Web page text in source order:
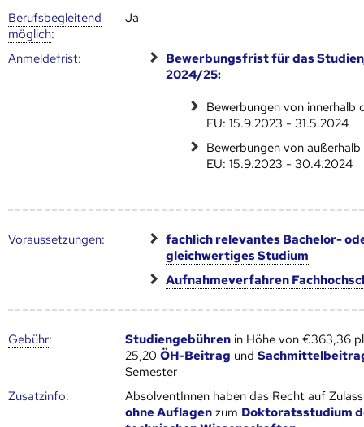
Berufs­begleitend
möglich:
Ja
Anmelde­frist: Bewerbungsfrist für das
2024/25:
Bewerbungen von innerhalb
EU: 15.9.2023 - 31.5.2024
Bewerbungen von
EU: 15.9.2023 - 30.4.2024
Voraus­setzungen:
fachlich relevantes Bachelor-
gleichwertiges Studium
Aufnahmeverfahren
Gebühr: Studiengebühren in Höhe von €363,36
25,20ÖH-Beitrag und
Semester
Zusatz­info:
AbsolventInnen haben das Recht auf
ohne Auflagen zum Doktoratsstudium